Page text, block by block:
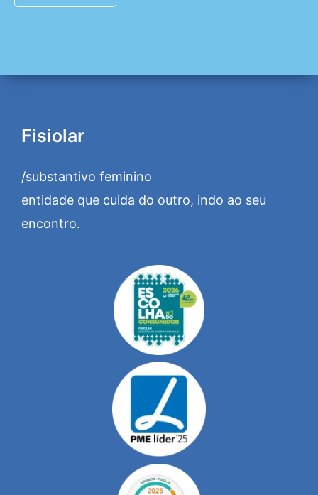
Fisiolar
/substantivo feminino
entidade que cuida do outro, indo ao seu
encontro.